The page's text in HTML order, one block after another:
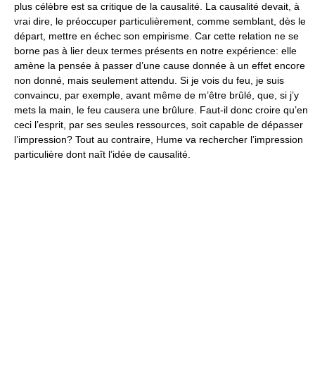
plus célèbre est sa critique de la causalité. La causalité devait, à
vrai dire, le préoccuper particulièrement, comme semblant, dès le
départ, mettre en échec son empirisme. Car cette relation ne se
borne pas à lier deux termes présents en notre expérience: elle
amène la pensée à passer d’une cause donnée à un effet encore
non donné, mais seulement attendu. Si je vois du feu, je suis
convaincu, par exemple, avant même de m’être brûlé, que, si j’y
mets la main, le feu causera une brûlure. Faut-il donc croire qu’en
ceci l’esprit, par ses seules ressources, soit capable de dépasser
l’impression? Tout au contraire, Hume va rechercher l’impression
particulière dont naît l’idée de causalité.